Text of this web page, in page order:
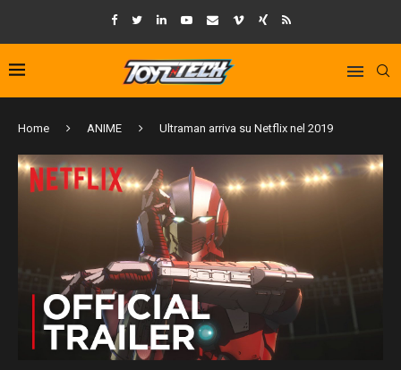
Home ANIME Ultraman arriva su Netflix nel 2019